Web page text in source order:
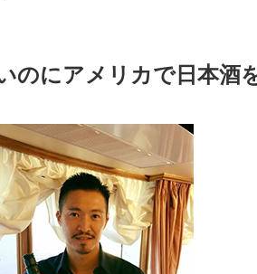
のにアメリカで日本酒